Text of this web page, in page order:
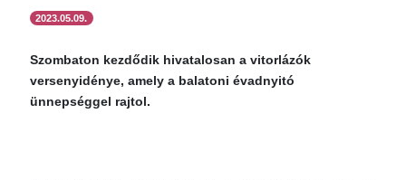
2023.05.09.
Szombaton kezdődik hivatalosan a vitorlázók
versenyidénye, amely a balatoni évadnyitó
ünnepséggel rajtol.